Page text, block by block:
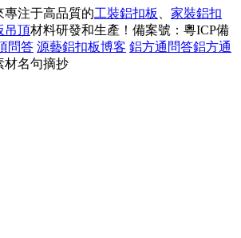
專注于高品質的工裝鋁扣板 、 家裝鋁扣
吊頂材料研發和生產！ 備案號：粵ICP備
問答 源藝鋁扣板博客 鋁方通問答鋁方通
材名句摘抄